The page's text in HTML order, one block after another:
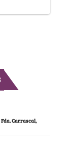
Carrascal,